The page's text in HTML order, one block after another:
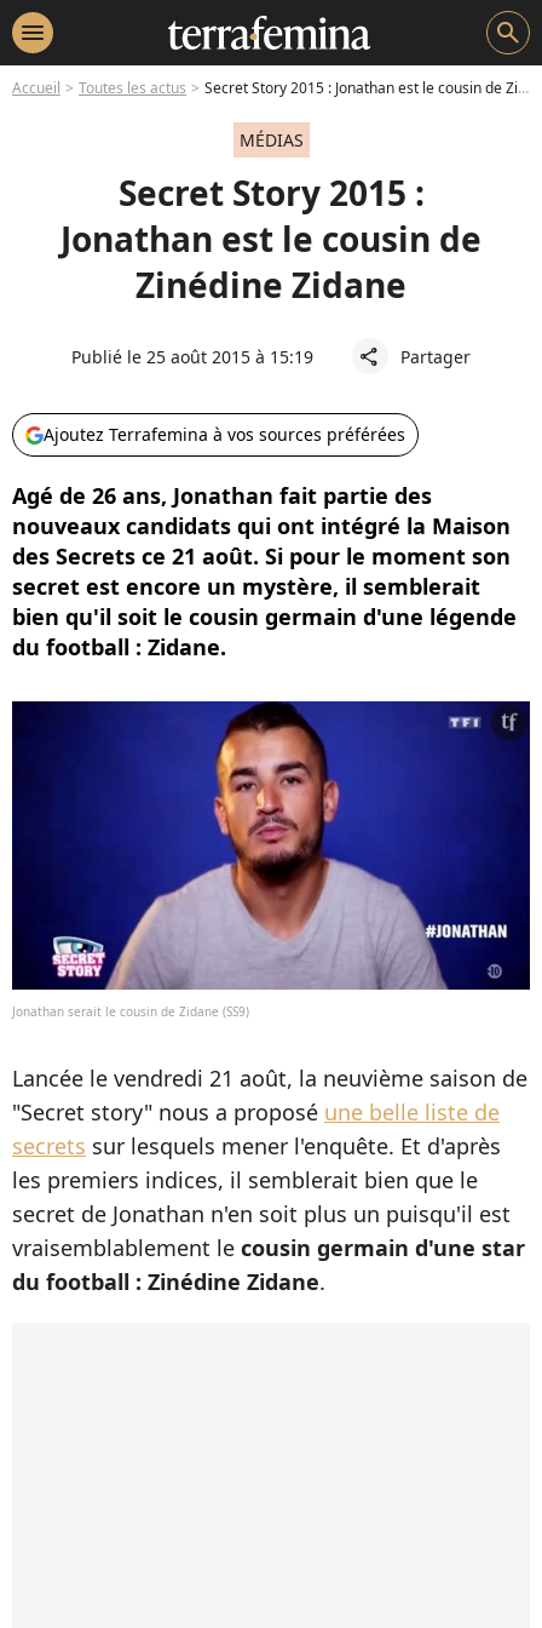
menu search
Accueil Toutes les actus Secret Story 2015 : Jonathan est le cousin de Zinédine Zidane
MÉDIAS
Secret Story 2015 :
Jonathan est le cousin de
Zinédine Zidane
Publié le 25 août 2015 à 15:19 share Partager
Ajoutez Terrafemina à vos sources préférées
Agé de 26 ans, Jonathan fait partie des
nouveaux candidats qui ont intégré la Maison
des Secrets ce 21 août. Si pour le moment son
secret est encore un mystère, il semblerait
bien qu'il soit le cousin germain d'une légende
du football : Zidane.
Jonathan serait le cousin de Zidane (SS9)
Lancée le vendredi 21 août, la neuvième saison de
"Secret story" nous a proposé une belle liste de
secrets sur lesquels mener l'enquête. Et d'après
les premiers indices, il semblerait bien que le
secret de Jonathan n'en soit plus un puisqu'il est
vraisemblablement le cousin germain d'une star
du football : Zinédine Zidane.